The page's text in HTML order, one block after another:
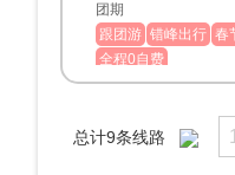
团期
跟团游 错峰出行 春
全程0自费
总计9条线路 1